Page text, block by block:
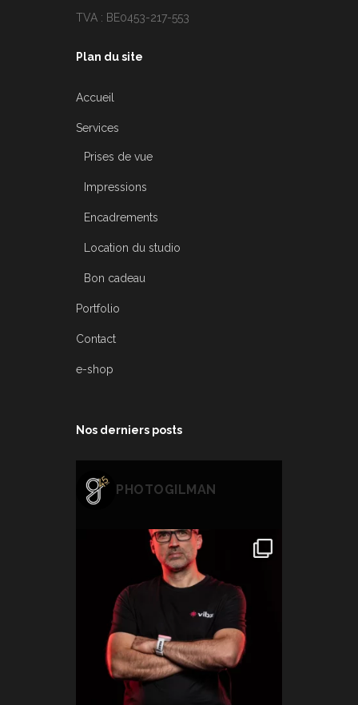
TVA : BE0453-217-553
Plan du site
Accueil
Services
Prises de vue
Impressions
Encadrements
Location du studio
Bon cadeau
Portfolio
Contact
e-shop
Nos derniers posts
PHOTOGILMAN